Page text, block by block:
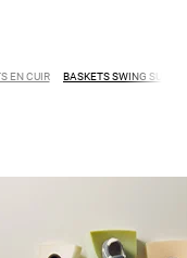
EN CUIR BASKETS SWING SUÈDE